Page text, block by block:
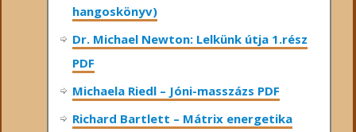
hangoskönyv)
Dr. Michael Newton: Lelkünk útja 1.rész
PDF
Michaela Riedl – Jóni-masszázs PDF
Richard Bartlett – Mátrix energetika